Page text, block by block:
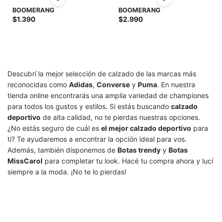
BOOMERANG
$1.390
BOOMERANG
$2.990
Descubrí la mejor selección de calzado de las marcas más
reconocidas como Adidas, Converse y Puma. En nuestra
tienda online encontrarás una amplia variedad de championes
para todos los gustos y estilos. Si estás buscando calzado
deportivo de alta calidad, no te pierdas nuestras opciones.
¿No estás seguro de cuál es el mejor calzado deportivo para
ti? Te ayudaremos a encontrar la opción ideal para vos.
Además, también disponemos de Botas trendy y Botas
MissCarol para completar tu look. Hacé tu compra ahora y lucí
siempre a la moda. ¡No te lo pierdas!